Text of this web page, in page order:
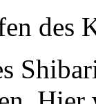
des